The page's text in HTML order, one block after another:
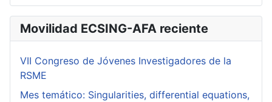
Movilidad ECSING-AFA reciente
VII Congreso de Jóvenes Investigadores de la
RSME
Mes temático: Singularities, differential equations,